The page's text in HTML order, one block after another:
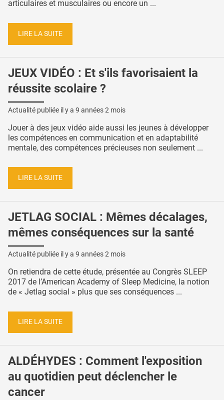
articulaires et musculaires ou encore un ...
LIRE LA SUITE
JEUX VIDÉO : Et s'ils favorisaient la
réussite scolaire ?
Actualité publiée il y a 9 années 2 mois
Jouer à des jeux vidéo aide aussi les jeunes à développer
les compétences en communication et en adaptabilité
mentale, des compétences précieuses non seulement ...
LIRE LA SUITE
JETLAG SOCIAL : Mêmes décalages,
mêmes conséquences sur la santé
Actualité publiée il y a 9 années 2 mois
On retiendra de cette étude, présentée au Congrès SLEEP
2017 de l’American Academy of Sleep Medicine, la notion
de « Jetlag social » plus que ses conséquences ...
LIRE LA SUITE
ALDÉHYDES : Comment l'exposition
au quotidien peut déclencher le
cancer